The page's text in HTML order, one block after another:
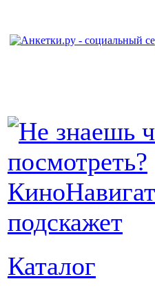
Каталог